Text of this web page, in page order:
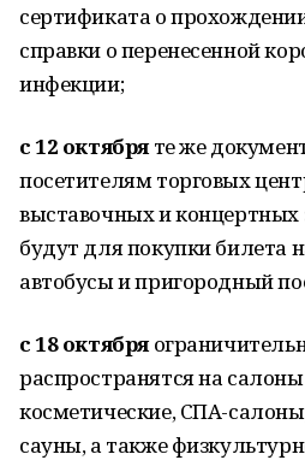
сертификата о
справки о перенесенной
инфекции;
с 12 октябряте же
посетителям торговых
выставочных и
будут для покупки билета
автобусы и пригородный
с 18 октября
распространятся на
косметические, СПА-
сауны, а также